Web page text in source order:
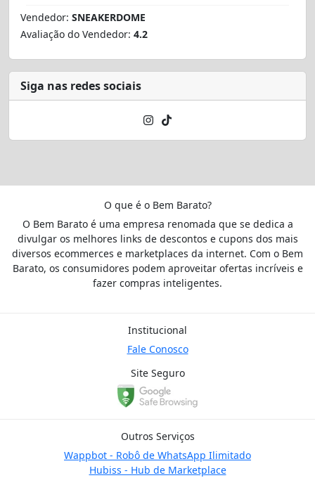
Vendedor: SNEAKERDOME
Avaliação do Vendedor: 4.2
Siga nas redes sociais
O que é o Bem Barato?
O Bem Barato é uma empresa renomada que se dedica a
divulgar os melhores links de descontos e cupons dos mais
diversos ecommerces e marketplaces da internet. Com o Bem
Barato, os consumidores podem aproveitar ofertas incríveis e
fazer compras inteligentes.
Institucional
Fale Conosco
Site Seguro
Outros Serviços
Wappbot - Robô de WhatsApp Ilimitado
Hubiss - Hub de Marketplace